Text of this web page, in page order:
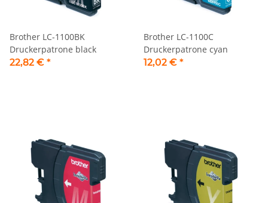
Brother LC-1100BK
Druckerpatrone black
22,82 € *
Brother LC-1100C
Druckerpatrone cyan
12,02 € *